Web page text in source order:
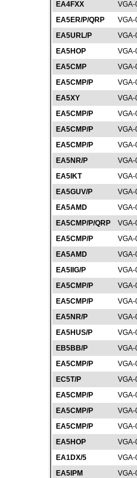
EA4FXX
EA5ER/P/QRP
EA5URL/P
EA5HOP
EA5CMP
EA5CMP/P
EA5XY
EA5CMP/P
EA5CMP/P
EA5CMP/P
EA5NR/P
EA5IKT
EA5GUV/P
EA5AMD
EA5CMP/P/QRP
EA5CMP/P
EA5AMD
EA5IIG/P
EA5CMP/P
EA5CMP/P
EA5NR/P
EA5HUS/P
EB5BB/P
EA5CMP/P
EC5T/P
EA5CMP/P
EA5CMP/P
EA5CMP/P
EA5HOP
EA1DX/5
EA5IPM